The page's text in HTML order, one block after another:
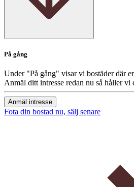
På gång
Under "På gång" visar vi bostäder där
Anmäl ditt intresse redan nu så håller vi
Anmäl intresse
Fota din bostad nu, sälj senare